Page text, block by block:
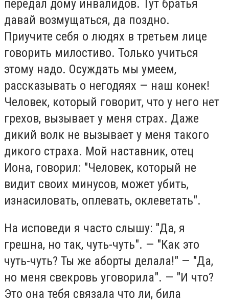
передал дому инвалидов. Тут братья
давай возмущаться, да поздно.
Приучите себя о людях в третьем лице
говорить милостиво. Только учиться
этому надо. Осуждать мы умеем,
рассказывать о негодяях — наш конек!
Человек, который говорит, что у него нет
грехов, вызывает у меня страх. Даже
дикий волк не вызывает у меня такого
дикого страха. Мой наставник, отец
Иона, говорил: "Человек, который не
видит своих минусов, может убить,
изнасиловать, оплевать, оклеветать".
На исповеди я часто слышу: "Да, я
грешна, но так, чуть-чуть". — "Как это
чуть-чуть? Ты же аборты делала!" — "Да,
но меня свекровь уговорила". — "И что?
Это она тебя связала что ли, била